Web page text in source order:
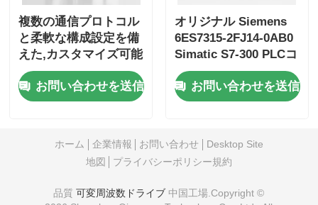
複数の通信プロトコル
と柔軟な構成設定を備
えた,カスタマイズ可能
なHMI PLC オールイ
ンワン産業制御ボード
お問い合わせを送信
オリジナル Siemens
6ES7315-2FJ14-0AB0
Simatic S7-300 PLCコ
ントローラー（自動制
御および閉ループ構造
付き）
お問い合わせを送信
ホーム 企業情報 お問い合わせ
Desktop Site
地図
プライバシーポリシー規約
品質可変周波数ドライブ 中国工場.Copyright ©